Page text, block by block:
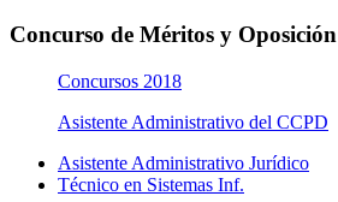
Concurso de Méritos y Oposición
Concursos 2018
Asistente Administrativo del CCPD
Asistente Administrativo Jurídico
Técnico en Sistemas Inf.